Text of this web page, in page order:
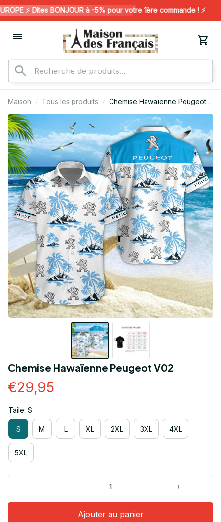
⚡️ Dites BONJOUR à -5% pour votre 1ère commande ! ⚡️
Maison Tous les produits
Chemise Hawaïenne Peugeot
V02
Chemise Hawaïenne Peugeot V02
€29,95
Taile: S
S M L XL 2XL 3XL 4XL
5XL
Ajouter au panier